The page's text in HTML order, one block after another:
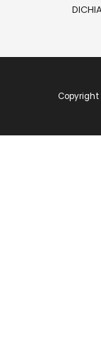
Copyright